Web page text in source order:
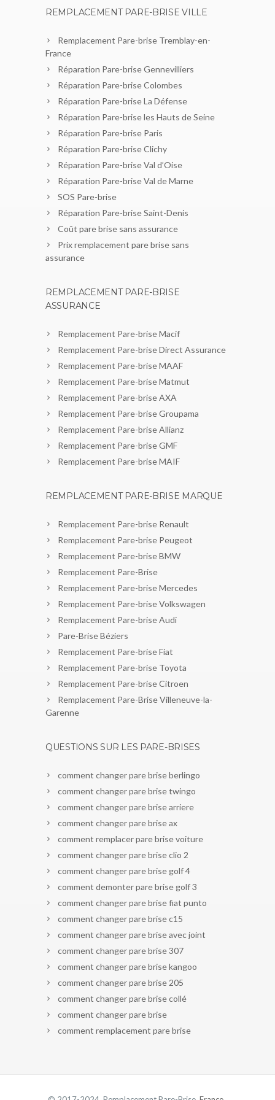
REMPLACEMENT PARE-BRISE VILLE
Remplacement Pare-brise Tremblay-en-
France
Réparation Pare-brise Gennevilliers
Réparation Pare-brise Colombes
Réparation Pare-brise La Défense
Réparation Pare-brise les Hauts de Seine
Réparation Pare-brise Paris
Réparation Pare-brise Clichy
Réparation Pare-brise Val d’Oise
Réparation Pare-brise Val de Marne
SOS Pare-brise
Réparation Pare-brise Saint-Denis
Coût pare brise sans assurance
Prix remplacement pare brise sans
assurance
REMPLACEMENT PARE-BRISE
ASSURANCE
Remplacement Pare-brise Macif
Remplacement Pare-brise Direct Assurance
Remplacement Pare-brise MAAF
Remplacement Pare-brise Matmut
Remplacement Pare-brise AXA
Remplacement Pare-brise Groupama
Remplacement Pare-brise Allianz
Remplacement Pare-brise GMF
Remplacement Pare-brise MAIF
REMPLACEMENT PARE-BRISE MARQUE
Remplacement Pare-brise Renault
Remplacement Pare-brise Peugeot
Remplacement Pare-brise BMW
Remplacement Pare-Brise
Remplacement Pare-brise Mercedes
Remplacement Pare-brise Volkswagen
Remplacement Pare-brise Audi
Pare-Brise Béziers
Remplacement Pare-brise Fiat
Remplacement Pare-brise Toyota
Remplacement Pare-brise Citroen
Remplacement Pare-Brise Villeneuve-la-
Garenne
QUESTIONS SUR LES PARE-BRISES
comment changer pare brise berlingo
comment changer pare brise twingo
comment changer pare brise arriere
comment changer pare brise ax
comment remplacer pare brise voiture
comment changer pare brise clio 2
comment changer pare brise golf 4
comment demonter pare brise golf 3
comment changer pare brise fiat punto
comment changer pare brise c15
comment changer pare brise avec joint
comment changer pare brise 307
comment changer pare brise kangoo
comment changer pare brise 205
comment changer pare brise collé
comment changer pare brise
comment remplacement pare brise